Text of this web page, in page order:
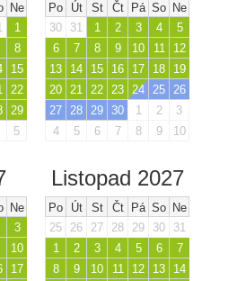
Ne
1
8
15
22
29
5
Po Út St Čt Pá So Ne
30
31 1 2 3 4
5
6
7 8 9 10 11
12
13
14 15 16 17 18
19
20 21 22 23 24 25 26
27 28 29 30 1 2
3
4
5 6 7 8 9 10
Ne
3
10
17
Listopad 2027
Po Út St Čt Pá So Ne
25
26 27 28 29 30
31
1
2 3 4 5 6
7
8
9 10 11 12 13
14